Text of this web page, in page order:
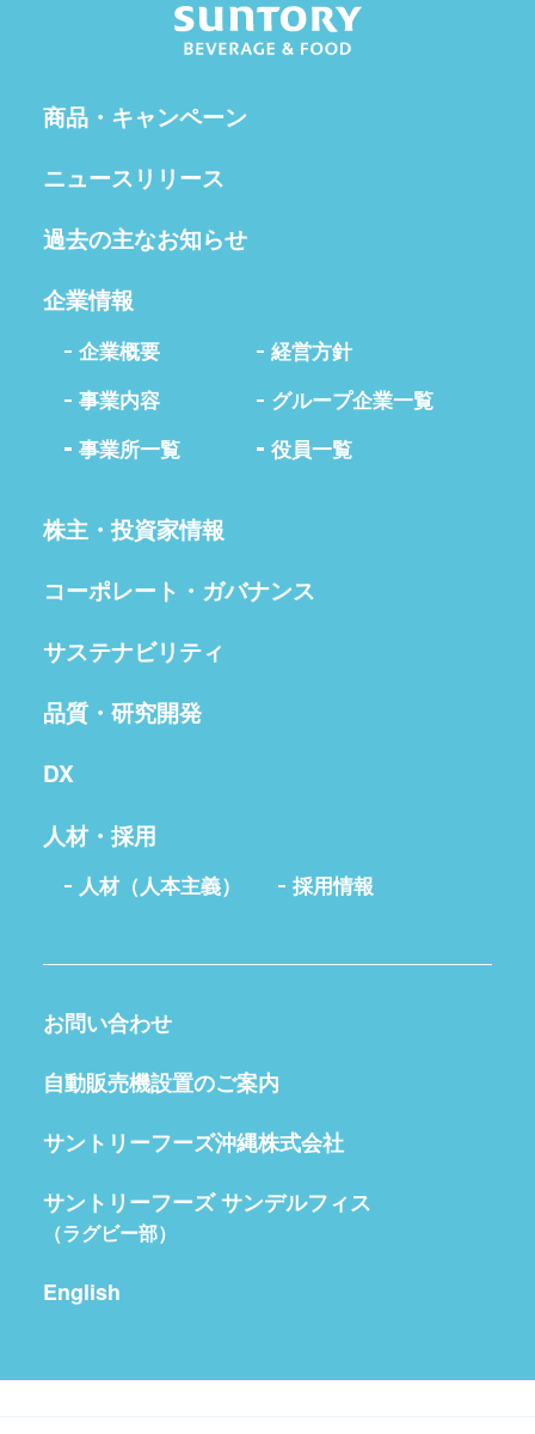
商品・キャンペーン
ニュースリリース
過去の主なお知らせ
企業情報
企業概要
経営方針
事業内容
グループ企業一覧
事業所一覧
役員一覧
株主・投資家情報
コーポレート・ガバナンス
サステナビリティ
品質・研究開発
DX
人材・採用
人材（人本主義） 採用情報
お問い合わせ
自動販売機設置のご案内
サントリーフーズ沖縄株式会社
サントリーフーズ サンデルフィス
（ラグビー部）
English